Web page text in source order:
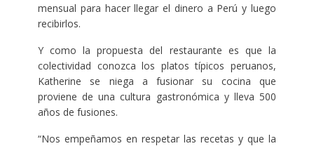
mensual para hacer llegar el dinero a Perú y luego
recibirlos.
Y como la propuesta del restaurante es que la
colectividad conozca los platos típicos peruanos,
Katherine se niega a fusionar su cocina que
proviene de una cultura gastronómica y lleva 500
años de fusiones.
“Nos empeñamos en respetar las recetas y que la